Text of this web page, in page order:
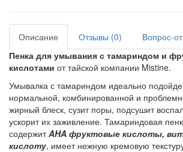
Описание Отзывы (0)
Вопрос-
Пенка для умывания с тамариндом и
кислотами от тайской компании Mistine.
Умывалка с тамариндом идеально
нормальной, комбинированной и
жирный блеск, сузит поры, подсушит
ускорит их заживление. Тамариндовая
содержитAHA фруктовые кислоты,
кислоту, имеет нежную кремовую